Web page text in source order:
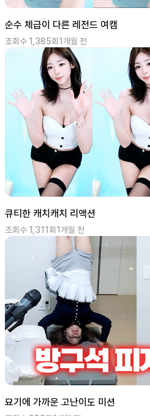
순수 체급이 다른 레전드 여캠
조회수 1,385회 1개월 전
큐티한 캐치캐치 리액션
조회수 1,311회 1개월 전
묘기에 가까운 고난이도 미션